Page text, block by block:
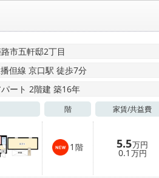
市五軒邸2丁目
播但線 京口駅 徒歩7分
ート 2階建 築16年
階 家賃/共益費
1 階 5.5万円
0.1 万円